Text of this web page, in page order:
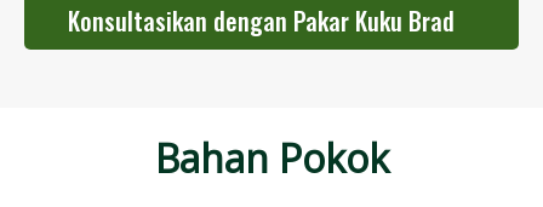
Konsultasikan dengan Pakar Kuku Brad
Bahan Pokok